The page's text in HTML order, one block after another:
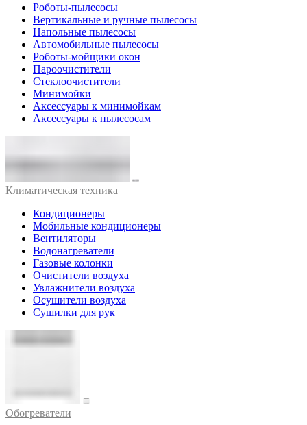
Роботы-пылесосы
Вертикальные и ручные пылесосы
Напольные пылесосы
Автомобильные пылесосы
Роботы-мойщики окон
Пароочистители
Стеклоочистители
Минимойки
Аксессуары к минимойкам
Аксессуары к пылесосам
Климатическая техника
Кондиционеры
Мобильные кондиционеры
Вентиляторы
Водонагреватели
Газовые колонки
Очистители воздуха
Увлажнители воздуха
Осушители воздуха
Сушилки для рук
Обогреватели